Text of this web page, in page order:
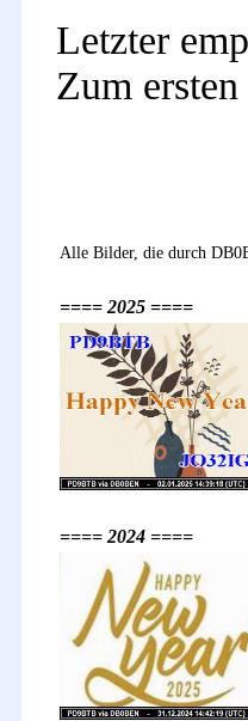
Letzter
Zum
Alle Bilder, die durch
==== 2025 ====
==== 2024 ====